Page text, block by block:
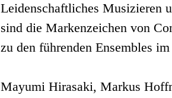
Leidenschaftliches Musizieren
sind die Markenzeichen von
zu den führenden Ensembles
Mayumi Hirasaki, Markus